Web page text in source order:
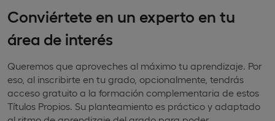
Conviértete en un experto en tu
área de interés
Queremos que aproveches al máximo tu aprendizaje. Por
eso, al inscribirte en tu grado, opcionalmente, tendrás
acceso gratuito a la formación complementaria de estos
Títulos Propios. Su planteamiento es práctico y adaptado